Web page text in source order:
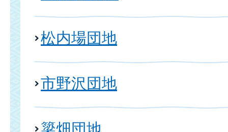
松内場団地
市野沢団地
簗畑団地